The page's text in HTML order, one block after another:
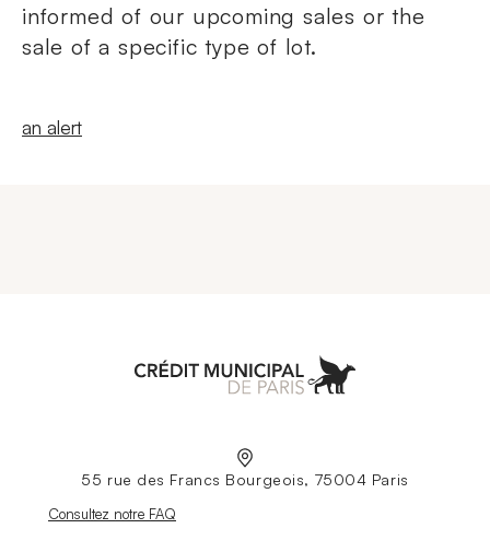
informed of our upcoming sales or the
sale of a specific type of lot.
New windowCreate
an alert
55 rue des Francs Bourgeois, 75004 Paris
Nouvelle fenêtre
Consultez notre FAQ